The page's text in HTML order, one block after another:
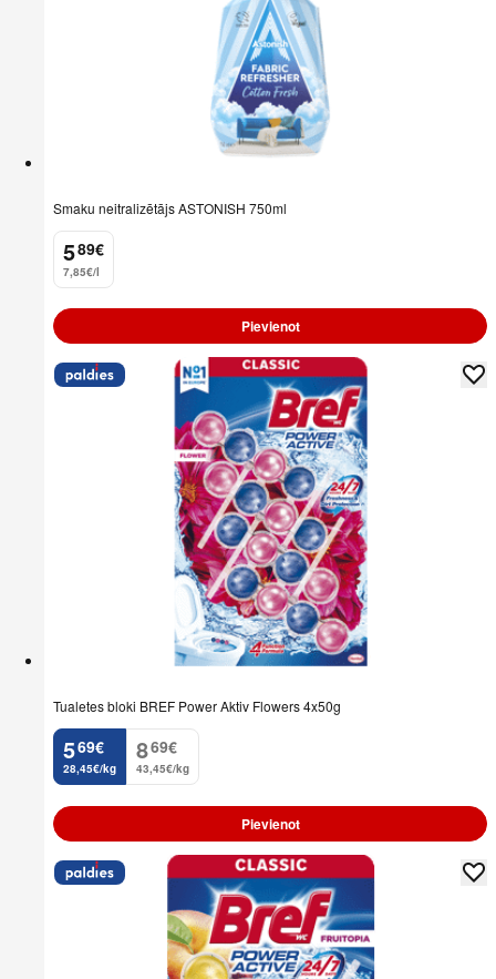
Smaku neitralizētājs ASTONISH 750ml
5
. 89€
7,85€/l
Pievienot
Tualetes bloki BREF Power Aktiv Flowers 4x50g
5
. 69€
28,45€/kg
8
. 69€
43,45€/kg
Pievienot